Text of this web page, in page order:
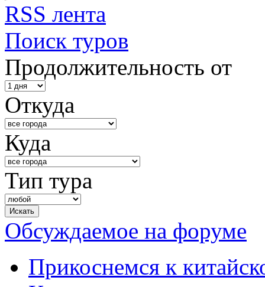
RSS лента
Поиск туров
Продолжительность от
Откуда
Куда
Тип тура
Обсуждаемое на форуме
Прикоснемся к